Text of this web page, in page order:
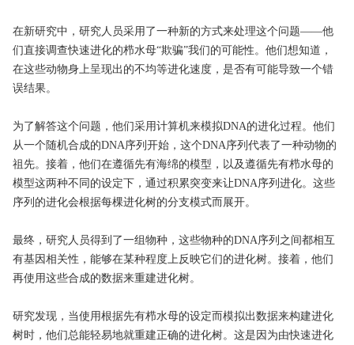
在新研究中，研究人员采用了一种新的方式来处理这个问题——他
们直接调查快速进化的栉水母“欺骗”我们的可能性。他们想知道，
在这些动物身上呈现出的不均等进化速度，是否有可能导致一个错
误结果。
为了解答这个问题，他们采用计算机来模拟DNA的进化过程。他们
从一个随机合成的DNA序列开始，这个DNA序列代表了一种动物的
祖先。接着，他们在遵循先有海绵的模型，以及遵循先有栉水母的
模型这两种不同的设定下，通过积累突变来让DNA序列进化。这些
序列的进化会根据每棵进化树的分支模式而展开。
最终，研究人员得到了一组物种，这些物种的DNA序列之间都相互
有基因相关性，能够在某种程度上反映它们的进化树。接着，他们
再使用这些合成的数据来重建进化树。
研究发现，当使用根据先有栉水母的设定而模拟出数据来构建进化
树时，他们总能轻易地就重建正确的进化树。这是因为由快速进化